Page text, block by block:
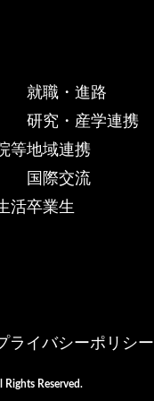
等
活
就職・進路
研究・産学連携
地域連携
国際交流
卒業生
ライバシーポリシー
Reserved.